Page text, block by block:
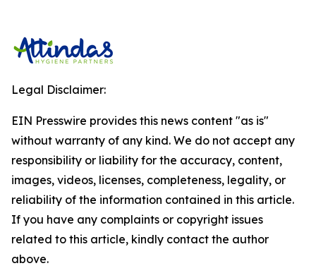
Legal Disclaimer:
EIN Presswire provides this news content "as is"
without warranty of any kind. We do not accept any
responsibility or liability for the accuracy, content,
images, videos, licenses, completeness, legality, or
reliability of the information contained in this article.
If you have any complaints or copyright issues
related to this article, kindly contact the author
above.